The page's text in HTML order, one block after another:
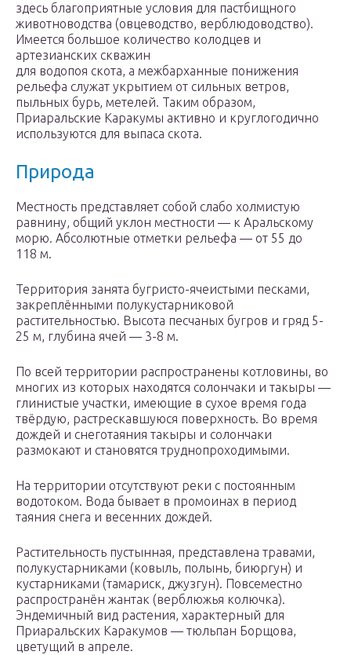
здесь благоприятные условия для пастбищного
животноводства (овцеводство, верблюдоводство).
Имеется большое количество колодцев и
артезианских скважин
для водопоя скота, а межбарханные понижения
рельефа служат укрытием от сильных ветров,
пыльных бурь, метелей. Таким образом,
Приаральские Каракумы активно и круглогодично
используются для выпаса скота.
Природа
Местность представляет собой слабо холмистую
равнину, общий уклон местности — к Аральскому
морю. Абсолютные отметки рельефа — от 55 до
118 м.
Территория занята бугристо-ячеистыми песками,
закреплёнными полукустарниковой
растительностью. Высота песчаных бугров и гряд 5-
25 м, глубина ячей — 3-8 м.
По всей территории распространены котловины, во
многих из которых находятся солончаки и такыры —
глинистые участки, имеющие в сухое время года
твёрдую, растрескавшуюся поверхность. Во время
дождей и снеготаяния такыры и солончаки
размокают и становятся труднопроходимыми.
На территории отсутствуют реки с постоянным
водотоком. Вода бывает в промоинах в период
таяния снега и весенних дождей.
Растительность пустынная, представлена травами,
полукустарниками (ковыль, полынь, биюргун) и
кустарниками (тамариск, джузгун). Повсеместно
распространён жантак (верблюжья колючка).
Эндемичный вид растения, характерный для
Приаральских Каракумов — тюльпан Борщова,
цветущий в апреле.